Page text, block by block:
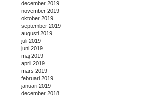
december 2019
november 2019
oktober 2019
september 2019
augusti 2019
juli 2019
juni 2019
maj 2019
april 2019
mars 2019
februari 2019
januari 2019
december 2018